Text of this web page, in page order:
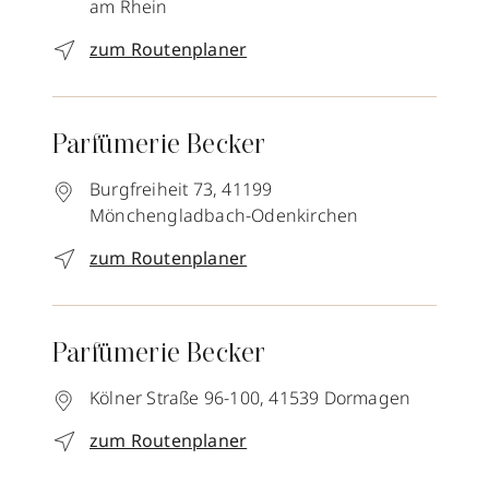
am Rhein
zum Routenplaner
Parfümerie Becker
Burgfreiheit 73, 41199
Mönchengladbach-Odenkirchen
zum Routenplaner
Parfümerie Becker
Kölner Straße 96-100, 41539 Dormagen
zum Routenplaner